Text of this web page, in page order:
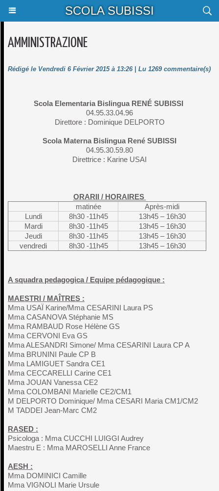
SCOLA SUBISSI
AMMINISTRAZIONE
Rédigé le Vendredi 6 Février 2015 à 13:26 | Lu 1269 commentaire(s)
Scola Elementaria Bislingua RENÉ SUBISSI
04.95.33.04.96
Direttore : Dominique DELPORTO
Scola Materna Bislingua René SUBISSI
04.95.30.59.80
Direttrice : Karine USAI
ORARII / HORAIRES
matinée
Après-midi
Lundi
8h30 -11h45
13h45 – 16h30
Mardi
8h30 -11h45
13h45 – 16h30
Jeudi
8h30 -11h45
13h45 – 16h30
vendredi
8h30 -11h45 13h45 – 16h30
A squadra pedagogica / Equipe pédagogique :
MAESTRI / MAÎTRES :
Mma USAÏ Karine/Mma CESARINI Laura PS
Mma CASANOVA Stéphanie MS
Mma RAMBAUD Rose Hélène GS
Mma CERVONI Eva GS
Mma ALESANDRI Simone/ Mma CESARINI Laura CP A
Mma BRUNINI Paule CP B
Mma LAMIGUET Sandra CE1
Mma CECCARELLI Carine CE1
Mma JOUAN Vanessa CE2
Mma COLOMBANI Marielle CE2/CM1
M DELPORTO Dominique/ Mma CESARI Maria CM1/CM2
M TADDEI Jean-Marc CM2
RASED :
Psicologa : Mma CUCCHI LUIGGI Audrey
Maestru E : Mma MAROSELLI Anne France
AESH :
Mma DOMINICI Camille
Mma VIGNOLI Marie Ursule